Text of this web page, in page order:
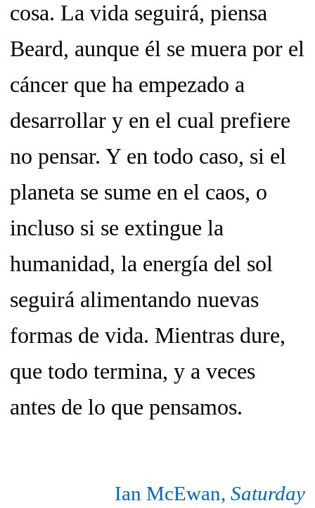
cosa. La vida seguirá, piensa
Beard, aunque él se muera por el
cáncer que ha empezado a
desarrollar y en el cual prefiere
no pensar. Y en todo caso, si el
planeta se sume en el caos, o
incluso si se extingue la
humanidad, la energía del sol
seguirá alimentando nuevas
formas de vida. Mientras dure,
que todo termina, y a veces
antes de lo que pensamos.
Ian McEwan, Saturday